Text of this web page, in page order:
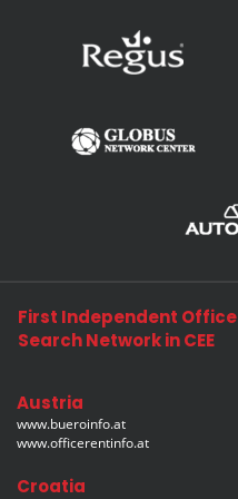
First Independent Office
Search Network in CEE
Austria
www.bueroinfo.at
www.officerentinfo.at
Croatia